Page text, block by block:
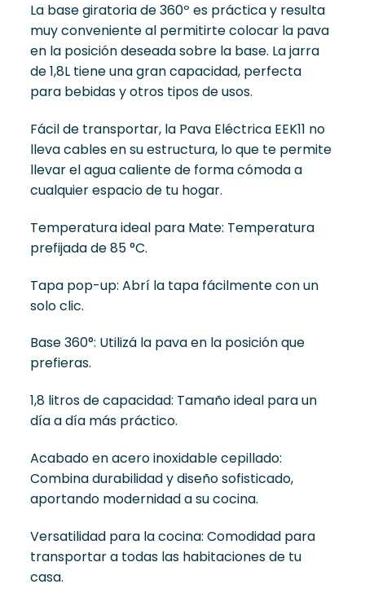
La base giratoria de 360º es práctica y resulta
muy conveniente al permitirte colocar la pava
en la posición deseada sobre la base. La jarra
de 1,8L tiene una gran capacidad, perfecta
para bebidas y otros tipos de usos.
Fácil de transportar, la Pava Eléctrica EEK11 no
lleva cables en su estructura, lo que te permite
llevar el agua caliente de forma cómoda a
cualquier espacio de tu hogar.
Temperatura ideal para Mate: Temperatura
prefijada de 85 °C.
Tapa pop-up: Abrí la tapa fácilmente con un
solo clic.
Base 360°: Utilizá la pava en la posición que
prefieras.
1,8 litros de capacidad: Tamaño ideal para un
día a día más práctico.
Acabado en acero inoxidable cepillado:
Combina durabilidad y diseño sofisticado,
aportando modernidad a su cocina.
Versatilidad para la cocina: Comodidad para
transportar a todas las habitaciones de tu
casa.